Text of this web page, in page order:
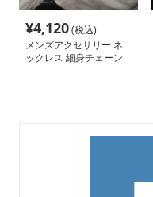
¥4,120(税込)
メンズアクセサリー ネ
ックレス 細身チェーン